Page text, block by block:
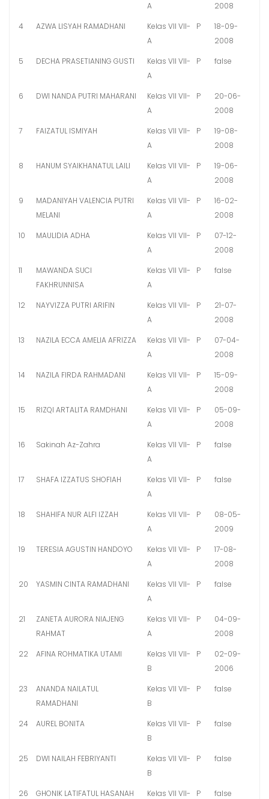
A
2008
4
AZWA LISYAH RAMADHANI
Kelas VII VII-
A
P
18-09-
2008
5
DECHA PRASETIANING GUSTI
Kelas VII VII-
A
P false
6 DWI NANDA PUTRI MAHARANI
Kelas VII VII-
A
P
20-06-
2008
7
FAIZATUL ISMIYAH
Kelas VII VII-
A
P
19-08-
2008
8
HANUM SYAIKHANATUL LAILI
Kelas VII VII-
A
P
19-06-
2008
9
MADANIYAH VALENCIA PUTRI
MELANI
Kelas VII VII-
A
P
16-02-
2008
10
MAULIDIA ADHA
Kelas VII VII-
A
P
07-12-
2008
11
MAWANDA SUCI
FAKHRUNNISA
Kelas VII VII-
A
P false
12 NAYVIZZA PUTRI ARIFIN
Kelas VII VII-
A
P
21-07-
2008
13
NAZILA ECCA AMELIA AFRIZZA
Kelas VII VII-
A
P
07-04-
2008
14
NAZILA FIRDA RAHMADANI
Kelas VII VII-
A
P
15-09-
2008
15
RIZQI ARTALITA RAMDHANI
Kelas VII VII-
A
P
05-09-
2008
16
Sakinah Az-Zahra
Kelas VII VII-
A
P false
17 SHAFA IZZATUS SHOFIAH
Kelas VII VII-
A
P false
18 SHAHIFA NUR ALFI IZZAH
Kelas VII VII-
A
P
08-05-
2009
19
TERESIA AGUSTIN HANDOYO
Kelas VII VII-
A
P
17-08-
2008
20
YASMIN CINTA RAMADHANI
Kelas VII VII-
A
P false
21
ZANETA AURORA NIAJENG
RAHMAT
Kelas VII VII-
A
P
04-09-
2008
22
AFINA ROHMATIKA UTAMI
Kelas VII VII-
B
P
02-09-
2006
23
ANANDA NAILATUL
RAMADHANI
Kelas VII VII-
B
P false
24 AUREL BONITA
Kelas VII VII-
B
P false
25 DWI NAILAH FEBRIYANTI
Kelas VII VII-
B
P false
26 GHONIK LATIFATUL HASANAH
Kelas VII VII-
P false